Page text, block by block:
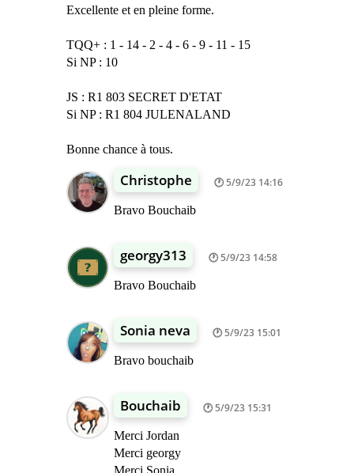
Excellente et en pleine forme.
TQQ+ : 1 - 14 - 2 - 4 - 6 - 9 - 11 - 15
Si NP : 10
JS : R1 803 SECRET D'ETAT
Si NP : R1 804 JULENALAND
Bonne chance à tous.
Christophe 5/9/23 14:16
Bravo Bouchaib
georgy313 5/9/23 14:58
Bravo Bouchaib
Sonia neva 5/9/23 15:01
Bravo bouchaib
Bouchaib 5/9/23 15:31
Merci Jordan
Merci georgy
Merci Sonia